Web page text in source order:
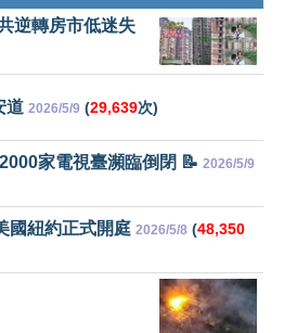
逆轉房市低迷失
道 2026/5/9 (29,639次)
家電視臺瀕臨倒閉 📝 2026/5/9
國紐約正式開庭 2026/5/8 (48,350